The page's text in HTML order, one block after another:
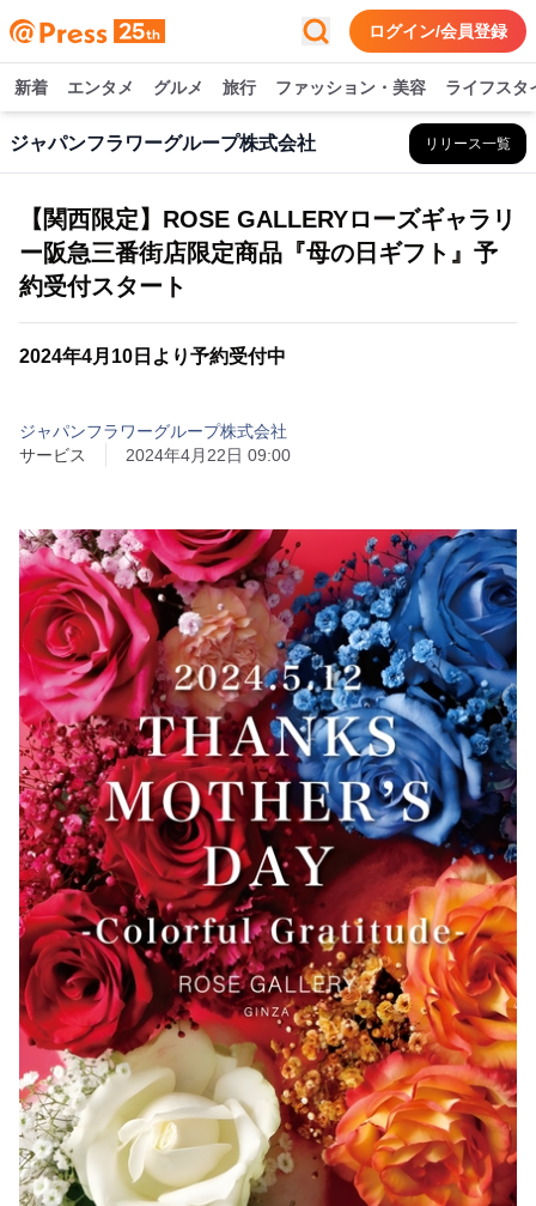
ログイン/会員登録
新着 エンタメ グルメ 旅行 ファッション・美容 ライフスタ
ジャパンフラワーグループ株式会社 リリース一覧
【関西限定】ROSE GALLERYローズギャラリ
ー阪急三番街店限定商品『母の日ギフト』予
約受付スタート
2024年4月10日より予約受付中
ジャパンフラワーグループ株式会社
サービス
2024年4月22日 09:00